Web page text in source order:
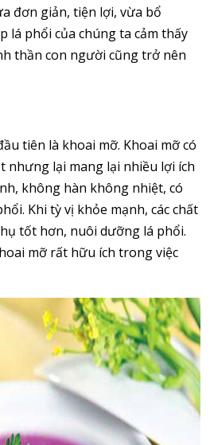
đơn giản, tiện lợi, vừa bổ
lá phổi của chúng ta cảm thấy
thần con người cũng trở nên
tiên là khoai mỡ. Khoai mỡ có
nhưng lại mang lại nhiều lợi ích
không hàn không nhiệt, có
Khi tỳ vị khỏe mạnh, các chất
tốt hơn, nuôi dưỡng lá phổi.
mỡ rất hữu ích trong việc